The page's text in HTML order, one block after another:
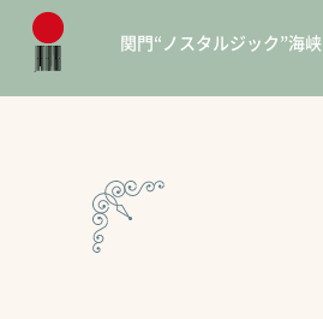
関門“ノスタルジック”海峡
日本遺産とは